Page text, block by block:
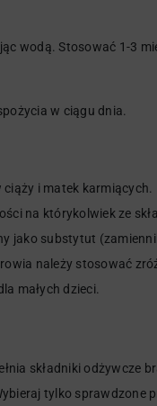
wodą. Stosować 1-3
w ciągu dnia.
i matek karmiących.
na którykolwiek ze
jako substytut
należy stosować
małych dzieci.
składniki odżywcze
tylko sprawdzone